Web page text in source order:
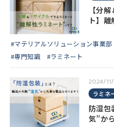
【分
ト】
#マテリアルソリューション事業部
#専門知識
#ラミネート
2024/
ラミネ
防湿包
気”か